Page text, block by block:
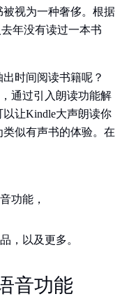
视为一种奢侈。根据
去年没有读过一本书
时间阅读书籍呢？
通过引入朗读功能解
让Kindle大声朗读你
似有声书的体验。在
功能，
，以及更多。
音功能